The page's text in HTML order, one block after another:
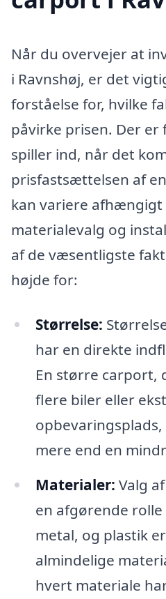
Når du overvejer at
i Ravnshøj, er det
forståelse for, hvilke
påvirke prisen. Der
spiller ind, når det
prisfastsættelsen af
kan variere afhængigt
materialevalg og
af de væsentligste
højde for:
Størrelse:
har en direkte
En større carport,
flere biler eller
mere end en
Materialer: Valg
en afgørende
metal, og plastik
almindelige
hvert materiale